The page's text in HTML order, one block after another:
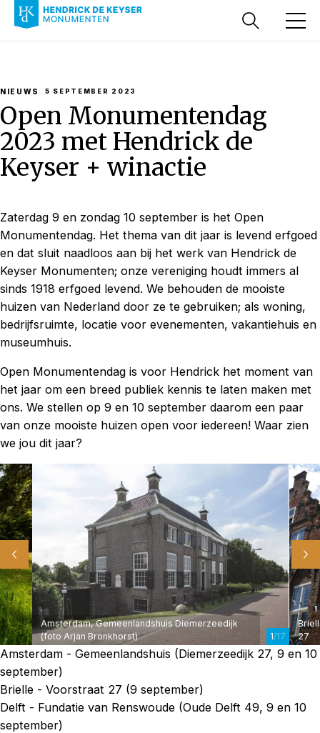
NIEUWS 5 SEPTEMBER 2023
Open Monumentendag
2023 met Hendrick de
Keyser + winactie
Zaterdag 9 en zondag 10 september is het Open
Monumentendag. Het thema van dit jaar is levend erfgoed
en dat sluit naadloos aan bij het werk van Hendrick de
Keyser Monumenten; onze vereniging houdt immers al
sinds 1918 erfgoed levend. We behouden de mooiste
huizen van Nederland door ze te gebruiken; als woning,
bedrijfsruimte, locatie voor evenementen, vakantiehuis en
museumhuis.
Open Monumentendag is voor Hendrick het moment van
het jaar om een breed publiek kennis te laten maken met
ons. We stellen op 9 en 10 september daarom een paar
van onze mooiste huizen open voor iedereen! Waar zien
we jou dit jaar?
Amsterdam, Gemeenlandshuis Diemerzeedijk
(foto Arjan Bronkhorst)
1/17
27
Amsterdam - Gemeenlandshuis (Diemerzeedijk 27, 9 en 10
september)
Brielle - Voorstraat 27 (9 september)
Delft - Fundatie van Renswoude (Oude Delft 49, 9 en 10
september)